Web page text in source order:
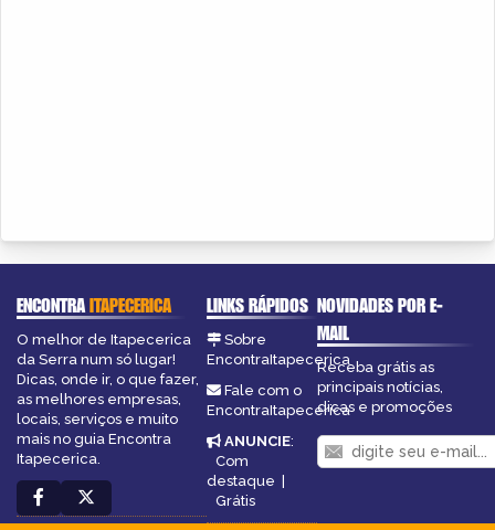
ENCONTRAITAPECERICA
O melhor de Itapecerica
da Serra num só lugar!
Dicas, onde ir, o que fazer,
as melhores empresas,
locais, serviços e muito
mais no guia Encontra
Itapecerica.
LINKS RÁPIDOS
Sobre
EncontraItapecerica
Fale com o
EncontraItapecerica
ANUNCIE:
Com
destaque |
Grátis
NOVIDADES POR E-
MAIL
Receba grátis as
principais notícias,
dicas e promoções